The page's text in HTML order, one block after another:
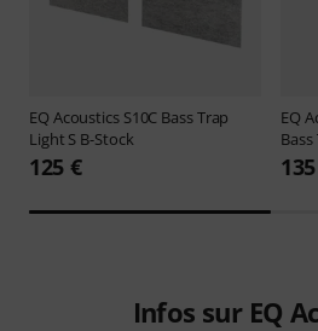
EQ Acoustics S10C Bass Trap
Light S B-Stock
125 €
EQ
Infos sur EQ